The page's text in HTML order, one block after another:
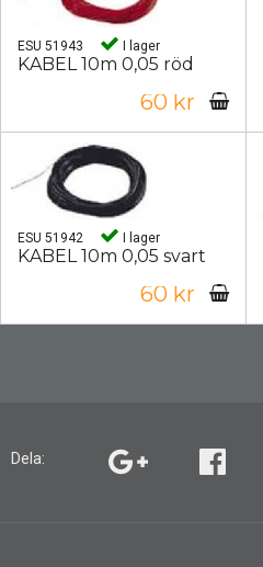
ESU 51943 I lager
KABEL 10m 0,05 röd
60 kr
ESU 51942 I lager
KABEL 10m 0,05 svart
60 kr
Dela: